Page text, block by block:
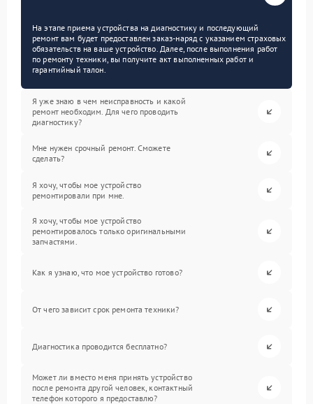
На этапе приема устройства на диагностику и последующий
ремонт вам будет предоставлен заказ-наряд с указанием страховых
обязательств на ваше устройство. Далее, после выполнения работ
по ремонту техники, вы получите акт выполненных работ и
гарантийный талон.
Я уже знаю в чем неисправность и какой
ремонт необходим. Для чего проводить
диагностику?
Мне нужен срочный ремонт. Сможете
сделать?
Я хочу, чтобы мое устройство
ремонтировали при мне.
Я хочу, чтобы мое устройство
ремонтировалось только оригинальными
запчастями.
Как я узнаю, что мое устройство готово?
От чего зависит срок ремонта техники?
Диагностика проводится бесплатно?
Может ли вместо меня принять устройство
после ремонта другой человек, контактный
телефон которого я предоставлю?